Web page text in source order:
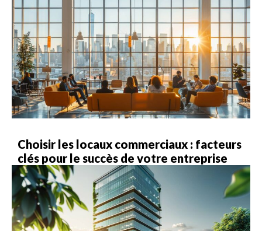
Choisir les locaux commerciaux : facteurs
clés pour le succès de votre entreprise